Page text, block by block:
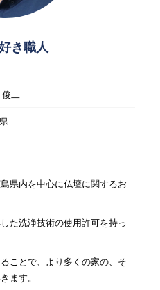
き職人
二
県内を中心に仏壇に関するお
た洗浄技術の使用許可を持っ
ことで、より多くの家の、そ
ます。